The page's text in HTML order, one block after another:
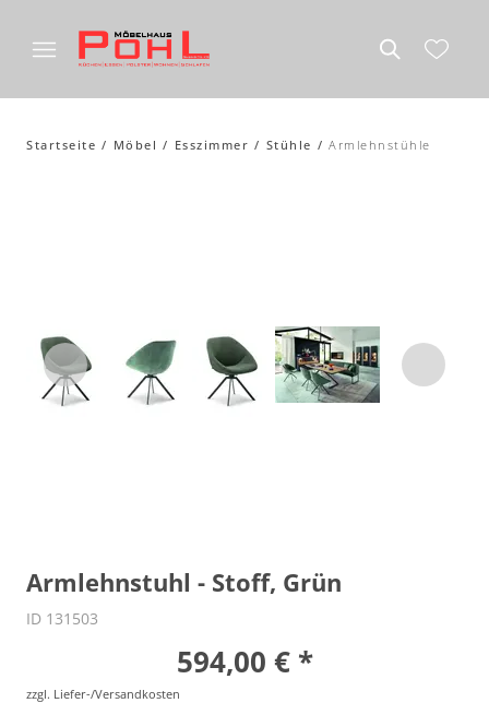
Startseite Möbel Esszimmer Stühle Armlehnstühle
Armlehnstuhl - Stoff, Grün
ID 131503
594,00 € *
zzgl. Liefer-/Versandkosten